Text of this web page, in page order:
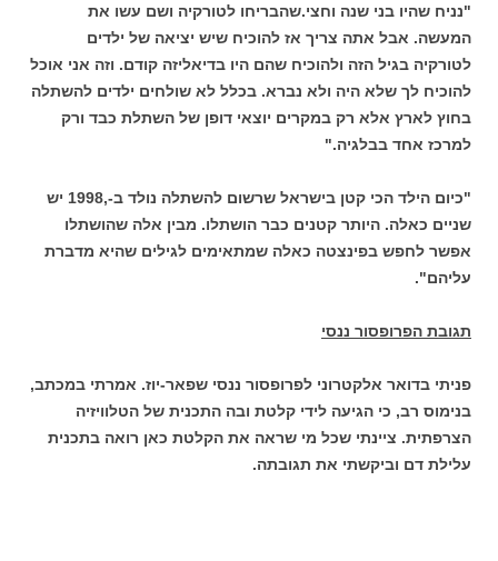
"נניח שהיו בני שנה וחצי.שהבריחו לטורקיה ושם עשו את
המעשה. אבל אתה צריך אז להוכיח שיש יציאה של ילדים
לטורקיה בגיל הזה ולהוכיח שהם היו בדיאליזה קודם. וזה אני אוכל
להוכיח לך שלא היה ולא נברא. בכלל לא שולחים ילדים להשתלה
בחוץ לארץ אלא רק במקרים יוצאי דופן של השתלת כבד ורק
למרכז אחד בבלגיה."
"כיום הילד הכי קטן בישראל שרשום להשתלה נולד ב-,1998 יש
שניים כאלה. היותר קטנים כבר הושתלו. מבין אלה שהושתלו
אפשר לחפש בפינצטה כאלה שמתאימים לגילים שהיא מדברת
עליהם".
תגובת הפרופסור ננסי
פניתי בדואר אלקטרוני לפרופסור ננסי שפאר-יוז. אמרתי במכתב,
בנימוס רב, כי הגיעה לידי קלטת ובה התכנית של הטלוויזיה
הצרפתית. ציינתי שכל מי שראה את הקלטת כאן רואה בתכנית
עלילת דם וביקשתי את תגובתה.